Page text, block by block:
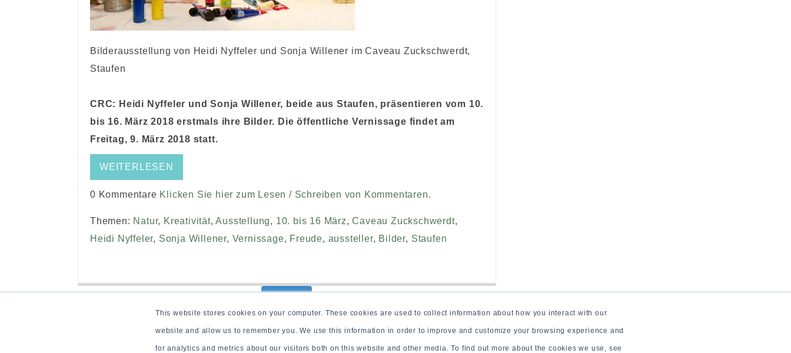
This website stores cookies on your computer. These cookies are used to collect information about how you interact with our
website and allow us to remember you. We use this information in order to improve and customize your browsing experience and
for analytics and metrics about our visitors both on this website and other media. To find out more about the cookies we use, see
Bilderausstellung von Heidi Nyffeler und Sonja Willener im Caveau Zuckschwerdt,
Staufen
CRC: Heidi Nyffeler und Sonja Willener, beide aus Staufen, präsentieren vom 10.
bis 16. März 2018 erstmals ihre Bilder. Die öffentliche Vernissage findet am
Freitag, 9. März 2018 statt.
WEITERLESEN
0 Kommentare Klicken Sie hier zum Lesen / Schreiben von Kommentaren.
Themen: Natur, Kreativität,Ausstellung, 10. bis 16 März,Caveau Zuckschwerdt,
Heidi Nyffeler, Sonja Willener, Vernissage, Freude, aussteller, Bilder, Staufen